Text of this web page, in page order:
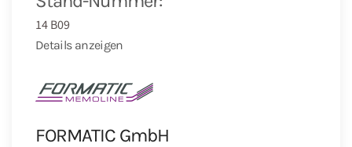
14 B09
Details anzeigen
FORMATIC GmbH